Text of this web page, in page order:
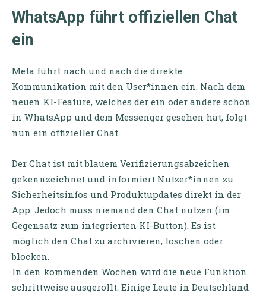
WhatsApp führt offiziellen Chat
ein
Meta führt nach und nach die direkte
Kommunikation mit den User*innen ein. Nach dem
neuen KI-Feature, welches der ein oder andere schon
in WhatsApp und dem Messenger gesehen hat, folgt
nun ein offizieller Chat.
Der Chat ist mit blauem Verifizierungsabzeichen
gekennzeichnet und informiert Nutzer*innen zu
Sicherheitsinfos und Produktupdates direkt in der
App. Jedoch muss niemand den Chat nutzen (im
Gegensatz zum integrierten KI-Button). Es ist
möglich den Chat zu archivieren, löschen oder
blocken.
In den kommenden Wochen wird die neue Funktion
schrittweise ausgerollt. Einige Leute in Deutschland